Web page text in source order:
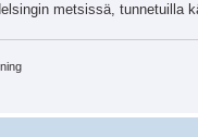
metsissä, tunnetuilla